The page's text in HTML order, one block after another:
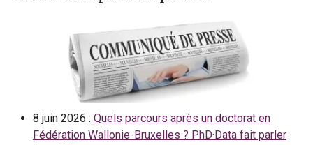
8 juin 2026 : Quels parcours après un doctorat en
Fédération Wallonie-Bruxelles ? PhD·Data fait parler